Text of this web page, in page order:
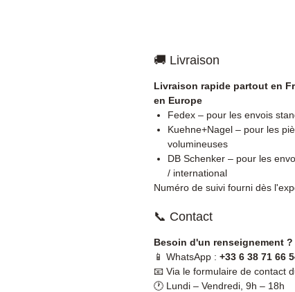
🚚 Livraison
Livraison rapide partout en
en Europe
Fedex – pour les envois
Kuehne+Nagel – pour les
volumineuses
DB Schenker – pour les
/ international
Numéro de suivi fourni dès
📞 Contact
Besoin d'un renseignement ?
📱 WhatsApp : +33 6 38 71 66
📧 Via le formulaire de contact
🕐 Lundi – Vendredi, 9h – 18h